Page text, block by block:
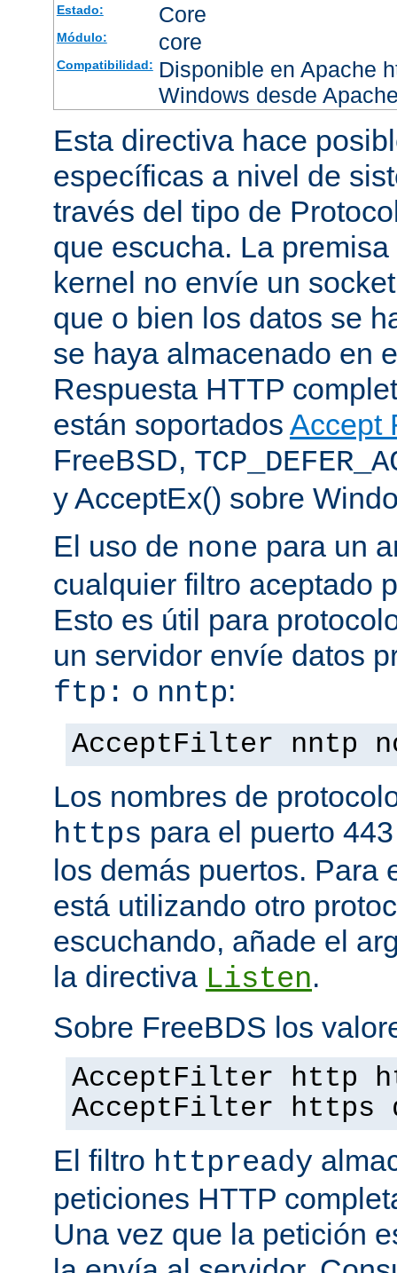
Estado: Core
Módulo: core
Compatibilidad: Disponible en Apache
Windows desde
Esta directiva hace
específicas a nivel de
través del tipo de
que escucha. La
kernel no envíe un
que o bien los datos se
se haya almacenado en
Respuesta HTTP
están soportados Accept
FreeBSD,
y AcceptEx() sobre
El uso de none para un
cualquier filtro aceptado
Esto es útil para
un servidor envíe datos
ftp: o nntp:
AcceptFilter nntp
Los nombres de
https para el puerto
los demás puertos. Para
está utilizando otro
escuchando, añade el
la directiva Listen.
Sobre FreeBDS los
AcceptFilter http
AcceptFilter https
El filtro httpready
peticiones HTTP
Una vez que la petición